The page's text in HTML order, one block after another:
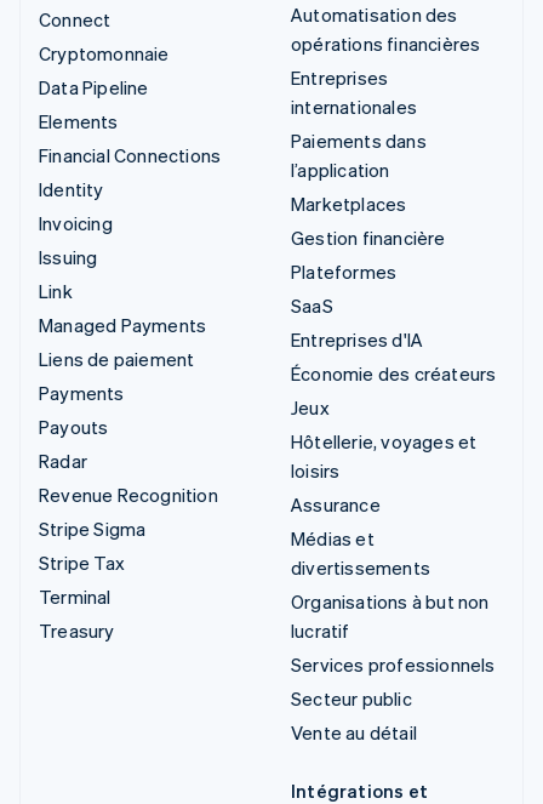
Connect
Cryptomonnaie
Data Pipeline
Elements
Financial Connections
Identity
Invoicing
Issuing
Link
Managed Payments
Liens de paiement
Payments
Payouts
Radar
Revenue Recognition
Stripe Sigma
Stripe Tax
Terminal
Treasury
Automatisation des
opérations financières
Entreprises
internationales
Paiements dans
l’application
Marketplaces
Gestion financière
Plateformes
SaaS
Entreprises d'IA
Économie des créateurs
Jeux
Hôtellerie, voyages et
loisirs
Assurance
Médias et
divertissements
Organisations à but non
lucratif
Services professionnels
Secteur public
Vente au détail
Intégrations et